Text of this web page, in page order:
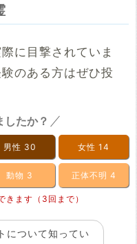
に目撃されていま
のある方はぜひ投
したか？
男性 30 女性 14
動物 3 正体不明 4
ます（3回まで）
について知ってい